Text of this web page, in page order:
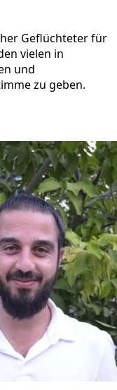
Geflüchteter für
vielen in
und
zu geben.